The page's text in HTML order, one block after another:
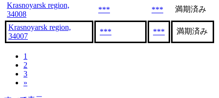
Krasnoyarsk region,
34008
*** *** 満期済み
Krasnoyarsk region,
34007
*** *** 満期済み
1
2
3
»